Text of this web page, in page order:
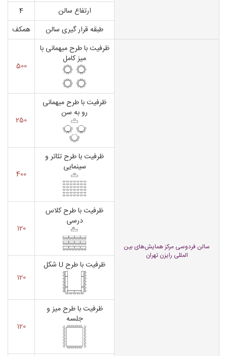
ارتفاع سالن
4
طبقه قرار گیری سالن
همکف
سالن فردوسی مرکز همایش‌های بین
المللی رایزن تهران
ظرفیت با طرح میهمانی با
میز کامل
500
ظرفیت با طرح میهمانی
رو به سن
250
ظرفیت با طرح تئاتر و
سینمایی
400
ظرفیت با طرح کلاس
درسی
120
ظرفیت با طرح U شکل
120
ظرفیت با طرح میز و
جلسه
120